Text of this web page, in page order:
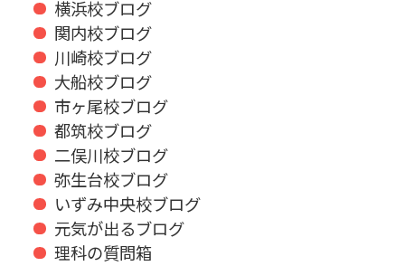
横浜校ブログ
関内校ブログ
川崎校ブログ
大船校ブログ
市ヶ尾校ブログ
都筑校ブログ
二俣川校ブログ
弥生台校ブログ
いずみ中央校ブログ
元気が出るブログ
理科の質問箱